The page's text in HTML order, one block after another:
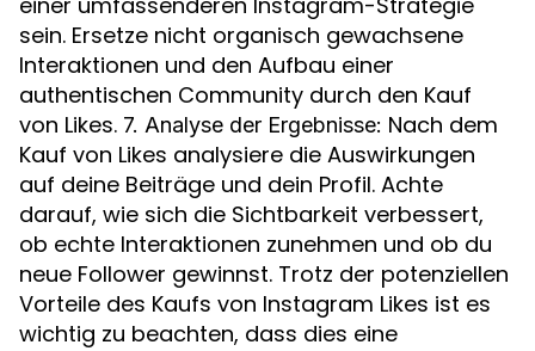
sein. Ersetze nicht organisch gewachsene
Interaktionen und den Aufbau einer
authentischen Community durch den Kauf
von Likes. 7. Analyse der Ergebnisse: Nach dem
Kauf von Likes analysiere die Auswirkungen
auf deine Beiträge und dein Profil. Achte
darauf, wie sich die Sichtbarkeit verbessert,
ob echte Interaktionen zunehmen und ob du
neue Follower gewinnst. Trotz der potenziellen
Vorteile des Kaufs von Instagram Likes ist es
wichtig zu beachten, dass dies eine